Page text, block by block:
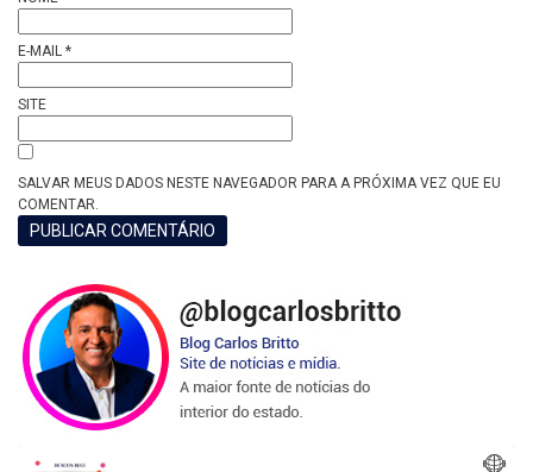
E-MAIL *
SITE
SALVAR MEUS DADOS NESTE NAVEGADOR PARA A PRÓXIMA VEZ QUE EU
COMENTAR.